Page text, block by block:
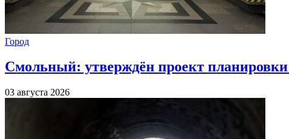
Город
Смольный: утверждён проект
03 августа 2026